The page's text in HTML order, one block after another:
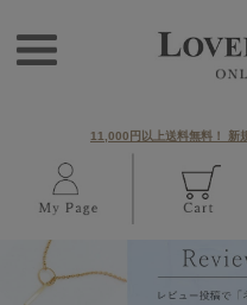
11,000円以上送料無料！ 新